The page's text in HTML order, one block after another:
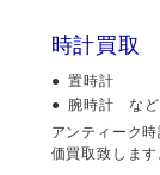
時計買取
置時計
腕時計 など
アンティーク
価買取致します